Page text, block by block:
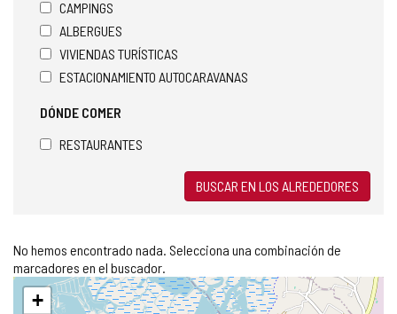
CAMPINGS
ALBERGUES
VIVIENDAS TURÍSTICAS
ESTACIONAMIENTO AUTOCARAVANAS
DÓNDE COMER
RESTAURANTES
BUSCAR EN LOS ALREDEDORES
No hemos encontrado nada. Selecciona una combinación de
marcadores en el buscador.
Saltar
mapa
+